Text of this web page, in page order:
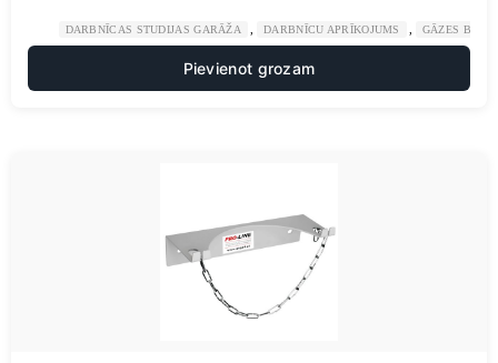
DARBNĪCAS STUDIJAS GARĀŽA DARBNĪCU APRĪKOJUMS GĀZES
Pievienot grozam